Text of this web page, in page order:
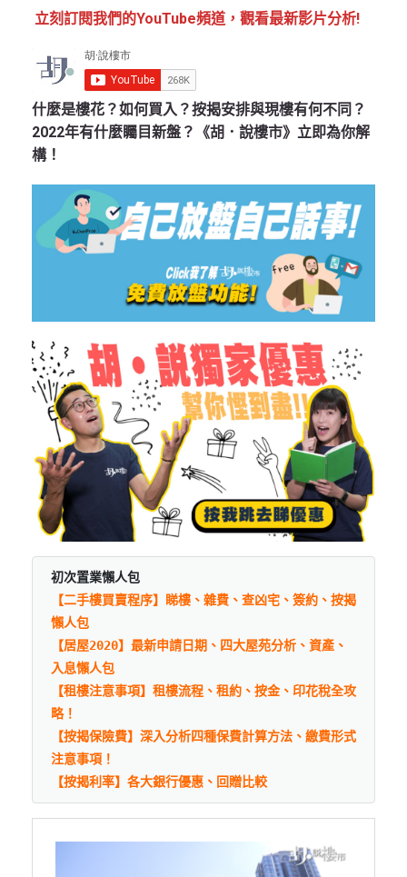
立刻訂閱我們的YouTube頻道，觀看最新影片分析!
什麼是樓花？如何買入？按揭安排與現樓有何不同？
2022年有什麼矚目新盤？《胡．說樓市》立即為你解
構！
初次置業懶人包
【二手樓買賣程序】睇樓、雜費、查凶宅、簽約、按揭
懶人包
【居屋2020】最新申請日期、四大屋苑分析、資產、
入息懶人包
【租樓注意事項】租樓流程、租約、按金、印花稅全攻
略！
【按揭保險費】深入分析四種保費計算方法、繳費形式
注意事項！
【按揭利率】各大銀行優惠、回贈比較